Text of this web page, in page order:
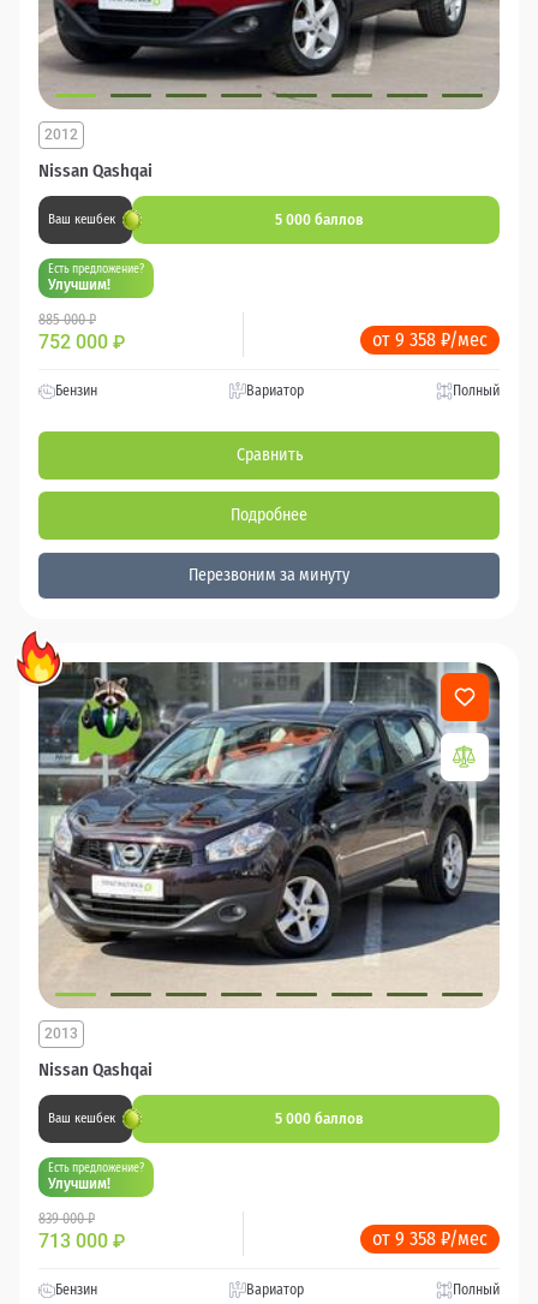
Nissan Qashqai
2012
Ваш кешбек 5 000 баллов
Есть предложение?
Улучшим!
885 000 ₽
752 000 ₽ от 9 358 ₽/мес
Бензин Вариатор Полный
Сравнить
Подробнее
Перезвоним за минуту
Nissan Qashqai
2013
Ваш кешбек 5 000 баллов
Есть предложение?
Улучшим!
839 000 ₽
713 000 ₽ от 9 358 ₽/мес
Бензин Вариатор Полный